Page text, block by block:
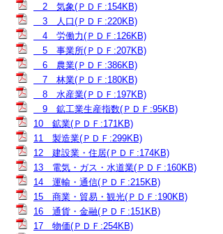
2 気象(ＰＤＦ:154KB)
3 人口(ＰＤＦ:220KB)
4 労働力(ＰＤＦ:126KB)
5 事業所(ＰＤＦ:207KB)
6 農業(ＰＤＦ:386KB)
7 林業(ＰＤＦ:180KB)
8 水産業(ＰＤＦ:197KB)
9 鉱工業生産指数(ＰＤＦ:95KB)
10 鉱業(ＰＤＦ:171KB)
11 製造業(ＰＤＦ:299KB)
12 建設業・住居(ＰＤＦ:174KB)
13 電気・ガス・水道業(ＰＤＦ:160KB)
14 運輸・通信(ＰＤＦ:215KB)
15 商業・貿易・観光(ＰＤＦ:190KB)
16 通貨・金融(ＰＤＦ:151KB)
17 物価(ＰＤＦ:254KB)